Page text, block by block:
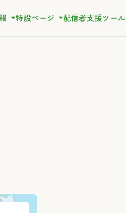
特設ページ 配信者支援ツール